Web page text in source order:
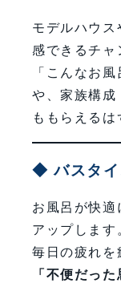
モデルハウス
感できるチャ
「こんなお
や、家族構成
ももらえるは
◆ バスタイ
お風呂が快適
アップします
毎日の疲れを
「不便だっ